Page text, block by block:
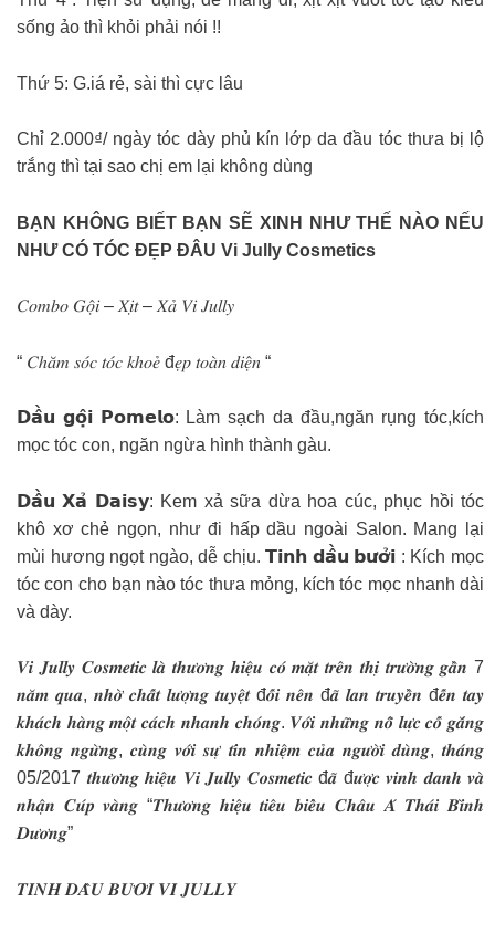
sống ảo thì khỏi phải nói !!
Thứ 5: G.iá rẻ, sài thì cực lâu
Chỉ 2.000₫/ ngày tóc dày phủ kín lớp da đầu tóc thưa bị lộ
trắng thì tại sao chị em lại không dùng
BẠN KHÔNG BIẾT BẠN SẼ XINH NHƯ THẾ NÀO NẾU
NHƯ CÓ TÓC ĐẸP ĐÂU Vi Jully Cosmetics
𝐶𝑜𝑚𝑏𝑜 𝐺𝑜̣̂𝑖 – 𝑋𝑖̣𝑡 – 𝑋𝑎̉ 𝑉𝑖 𝐽𝑢𝑙𝑙𝑦
“ 𝐶ℎ𝑎̆𝑚 𝑠𝑜́𝑐 𝑡𝑜́𝑐 𝑘ℎ𝑜𝑒̉ đ𝑒̣𝑝 𝑡𝑜𝑎̀𝑛 𝑑𝑖𝑒̣̂𝑛 “
𝗗𝗮̂̀𝘂 𝗴𝗼̣̂𝗶 𝗣𝗼𝗺𝗲𝗹𝗼: Làm sạch da đầu,ngăn rụng tóc,kích
mọc tóc con, ngăn ngừa hình thành gàu.
𝗗𝗮̂̀𝘂 𝗫𝗮̉ 𝗗𝗮𝗶𝘀𝘆: Kem xả sữa dừa hoa cúc, phục hồi tóc
khô xơ chẻ ngọn, như đi hấp dầu ngoài Salon. Mang lại
mùi hương ngọt ngào, dễ chịu. 𝗧𝗶𝗻𝗵 𝗱𝗮̂̀𝘂 𝗯𝘂̛𝗼̛̉𝗶 : Kích mọc
tóc con cho bạn nào tóc thưa mỏng, kích tóc mọc nhanh dài
và dày.
𝑽𝒊 𝑱𝒖𝒍𝒍𝒚 𝑪𝒐𝒔𝒎𝒆𝒕𝒊𝒄 𝒍𝒂̀ 𝒕𝒉𝒖̛𝒐̛𝒏𝒈 𝒉𝒊𝒆̣̂𝒖 𝒄𝒐́ 𝒎𝒂̣̆𝒕 𝒕𝒓𝒆̂𝒏 𝒕𝒉𝒊̣ 𝒕𝒓𝒖̛𝒐̛̀𝒏𝒈 𝒈𝒂̂̀𝒏 7
𝒏𝒂̆𝒎 𝒒𝒖𝒂, 𝒏𝒉𝒐̛̀ 𝒄𝒉𝒂̂́𝒕 𝒍𝒖̛𝒐̛̣𝒏𝒈 𝒕𝒖𝒚𝒆̣̂𝒕 đ𝒐̂́𝒊 𝒏𝒆̂𝒏 đ𝒂̃ 𝒍𝒂𝒏 𝒕𝒓𝒖𝒚𝒆̂̀𝒏 đ𝒆̂́𝒏 𝒕𝒂𝒚
𝒌𝒉𝒂́𝒄𝒉 𝒉𝒂̀𝒏𝒈 𝒎𝒐̣̂𝒕 𝒄𝒂́𝒄𝒉 𝒏𝒉𝒂𝒏𝒉 𝒄𝒉𝒐́𝒏𝒈. 𝑽𝒐̛́𝒊 𝒏𝒉𝒖̛̃𝒏𝒈 𝒏𝒐̂̃ 𝒍𝒖̛̣𝒄 𝒄𝒐̂́ 𝒈𝒂̆́𝒏𝒈
𝒌𝒉𝒐̂𝒏𝒈 𝒏𝒈𝒖̛̀𝒏𝒈, 𝒄𝒖̀𝒏𝒈 𝒗𝒐̛́𝒊 𝒔𝒖̛̣ 𝒕𝒊́𝒏 𝒏𝒉𝒊𝒆̣̂𝒎 𝒄𝒖̉𝒂 𝒏𝒈𝒖̛𝒐̛̀𝒊 𝒅𝒖̀𝒏𝒈, 𝒕𝒉𝒂́𝒏𝒈
05/2017 𝒕𝒉𝒖̛𝒐̛𝒏𝒈 𝒉𝒊𝒆̣̂𝒖 𝑽𝒊 𝑱𝒖𝒍𝒍𝒚 𝑪𝒐𝒔𝒎𝒆𝒕𝒊𝒄 đ𝒂̃ đ𝒖̛𝒐̛̣𝒄 𝒗𝒊𝒏𝒉 𝒅𝒂𝒏𝒉 𝒗𝒂̀
𝒏𝒉𝒂̣̂𝒏 𝑪𝒖́𝒑 𝒗𝒂̀𝒏𝒈 “𝑻𝒉𝒖̛𝒐̛𝒏𝒈 𝒉𝒊𝒆̣̂𝒖 𝒕𝒊𝒆̂𝒖 𝒃𝒊𝒆̂̉𝒖 𝑪𝒉𝒂̂𝒖 𝑨́ 𝑻𝒉𝒂́𝒊 𝑩𝒊̀𝒏𝒉
𝑫𝒖̛𝒐̛𝒏𝒈”
𝑻𝑰𝑵𝑯 𝑫𝑨̂̀𝑼 𝑩𝑼̛𝑶̛̉𝑰 𝑽𝑰 𝑱𝑼𝑳𝑳𝒀